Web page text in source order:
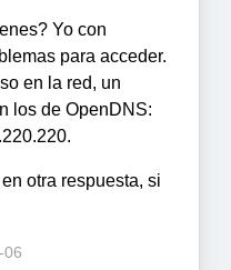
Yo con
para acceder.
en la red, un
los de OpenDNS:
otra respuesta, si
06